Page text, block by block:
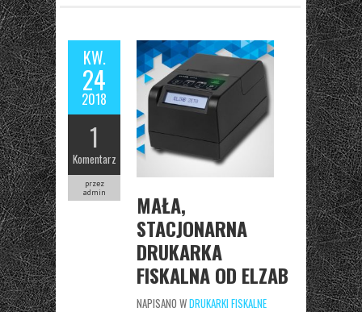
KW.
24
2018
1
Komentarz
przez
admin
MAŁA,
STACJONARNA
DRUKARKA
FISKALNA OD ELZAB
NAPISANO WDRUKARKI FISKALNE